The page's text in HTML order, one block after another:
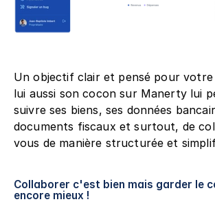
Un objectif clair et pensé pour votre
lui aussi son cocon sur Manerty lui
suivre ses biens, ses données
documents fiscaux et surtout, de
vous de manière structurée et
Collaborer c'est bien mais garder le
encore mieux !